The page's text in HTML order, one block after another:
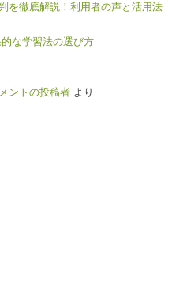
を徹底解説！利用者の声と活用法
な学習法の選び方
ントの投稿者 より